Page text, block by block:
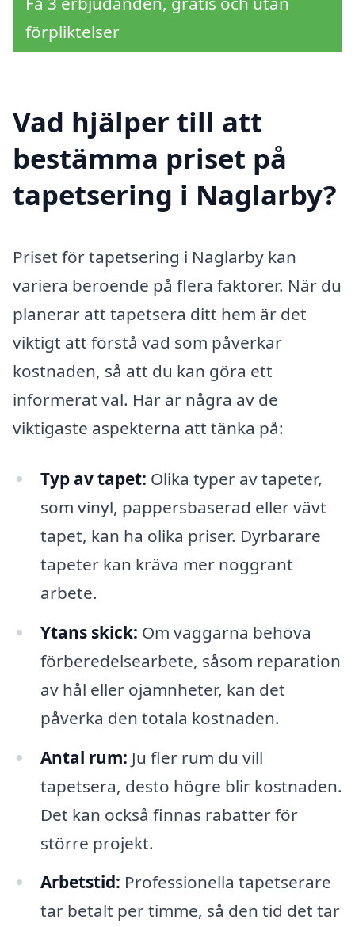
förpliktelser
Vad hjälper till att
bestämma priset på
tapetsering i Naglarby?
Priset för tapetsering i Naglarby kan
variera beroende på flera faktorer. När du
planerar att tapetsera ditt hem är det
viktigt att förstå vad som påverkar
kostnaden, så att du kan göra ett
informerat val. Här är några av de
viktigaste aspekterna att tänka på:
Typ av tapet: Olika typer av tapeter,
som vinyl, pappersbaserad eller vävt
tapet, kan ha olika priser. Dyrbarare
tapeter kan kräva mer noggrant
arbete.
Ytans skick: Om väggarna behöva
förberedelsearbete, såsom reparation
av hål eller ojämnheter, kan det
påverka den totala kostnaden.
Antal rum: Ju fler rum du vill
tapetsera, desto högre blir kostnaden.
Det kan också finnas rabatter för
större projekt.
Arbetstid: Professionella tapetserare
tar betalt per timme, så den tid det tar